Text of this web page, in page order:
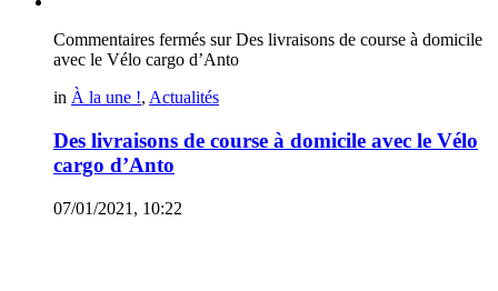
Commentaires fermés sur Des livraisons de course à domicile
avec le Vélo cargo d’Anto
in À la une !, Actualités
Des livraisons de course à domicile avec le Vélo
cargo d’Anto
07/01/2021, 10:22